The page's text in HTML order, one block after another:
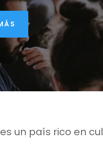
un país rico en